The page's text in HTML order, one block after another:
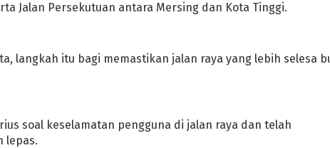
Jalan Persekutuan antara Mersing dan Kota Tinggi.
langkah itu bagi memastikan jalan raya yang lebih selesa
soal keselamatan pengguna di jalan raya dan telah
lepas.